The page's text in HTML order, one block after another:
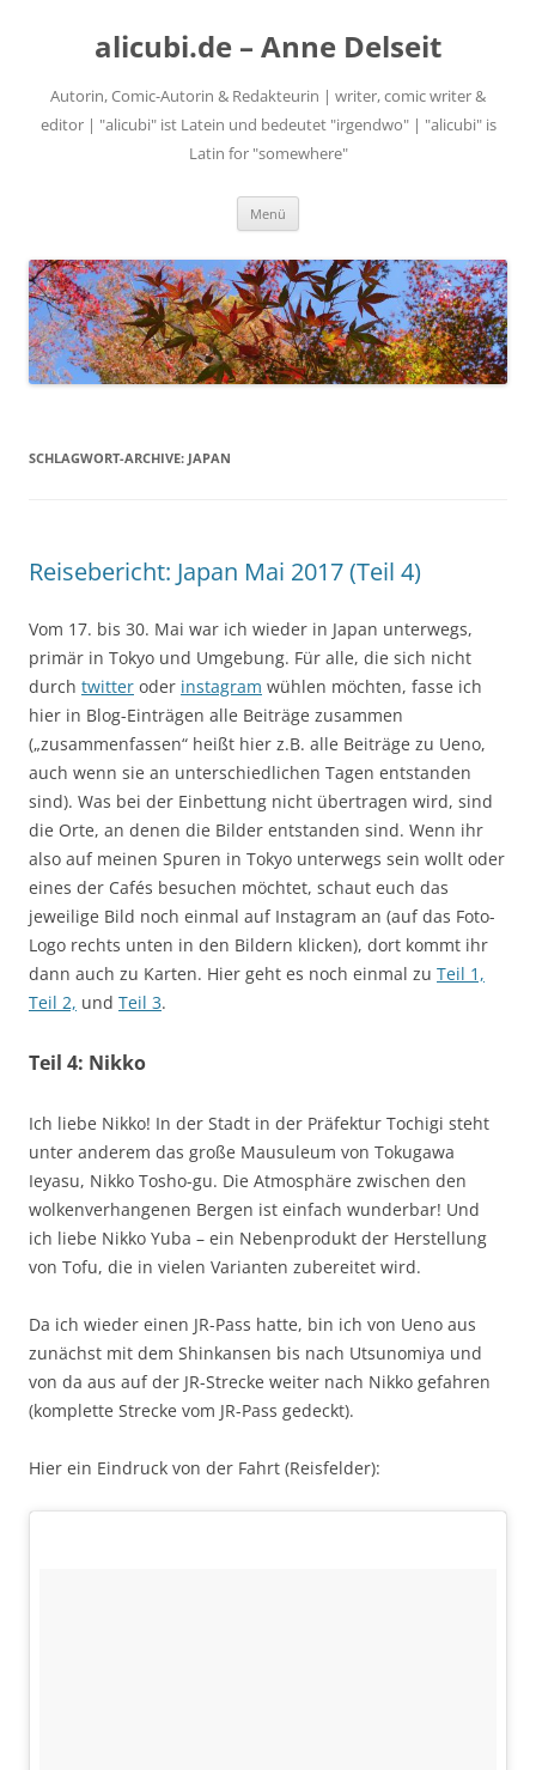
alicubi.de – Anne Delseit
Autorin, Comic-Autorin & Redakteurin | writer, comic writer &
editor | "alicubi" ist Latein und bedeutet "irgendwo" | "alicubi" is
Latin for "somewhere"
Menü
SCHLAGWORT-ARCHIVE: JAPAN
Reisebericht: Japan Mai 2017 (Teil 4)
Vom 17. bis 30. Mai war ich wieder in Japan unterwegs,
primär in Tokyo und Umgebung. Für alle, die sich nicht
durch twitter oder instagram wühlen möchten, fasse ich
hier in Blog-Einträgen alle Beiträge zusammen
(„zusammenfassen“ heißt hier z.B. alle Beiträge zu Ueno,
auch wenn sie an unterschiedlichen Tagen entstanden
sind). Was bei der Einbettung nicht übertragen wird, sind
die Orte, an denen die Bilder entstanden sind. Wenn ihr
also auf meinen Spuren in Tokyo unterwegs sein wollt oder
eines der Cafés besuchen möchtet, schaut euch das
jeweilige Bild noch einmal auf Instagram an (auf das Foto-
Logo rechts unten in den Bildern klicken), dort kommt ihr
dann auch zu Karten. Hier geht es noch einmal zu Teil 1,
Teil 2, und Teil 3.
Teil 4: Nikko
Ich liebe Nikko! In der Stadt in der Präfektur Tochigi steht
unter anderem das große Mausuleum von Tokugawa
Ieyasu, Nikko Tosho-gu. Die Atmosphäre zwischen den
wolkenverhangenen Bergen ist einfach wunderbar! Und
ich liebe Nikko Yuba – ein Nebenprodukt der Herstellung
von Tofu, die in vielen Varianten zubereitet wird.
Da ich wieder einen JR-Pass hatte, bin ich von Ueno aus
zunächst mit dem Shinkansen bis nach Utsunomiya und
von da aus auf der JR-Strecke weiter nach Nikko gefahren
(komplette Strecke vom JR-Pass gedeckt).
Hier ein Eindruck von der Fahrt (Reisfelder):